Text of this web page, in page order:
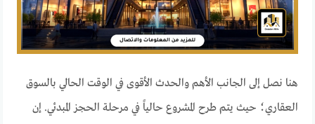
هنا نصل إلى الجانب الأهم والحدث الأقوى في الوقت الحالي بالسوق
العقاري؛ حيث يتم طرح المشروع حالياً في مرحلة الحجز المبدئي. إن